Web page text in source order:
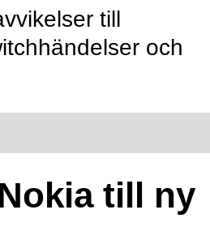
till
och
till ny